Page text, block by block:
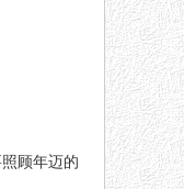
顾年迈的